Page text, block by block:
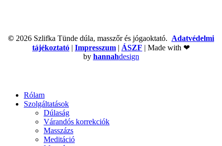
© 2026 Szlifka Tünde dúla, masszőr és jógaoktató. Adatvédelmi
tájékoztató | Impresszum | ÁSZF | Made with ❤
by hannahdesign
Close
Menu
Rólam
Szolgáltatások
Dúlaság
Várandós korrekciók
Masszázs
Meditáció